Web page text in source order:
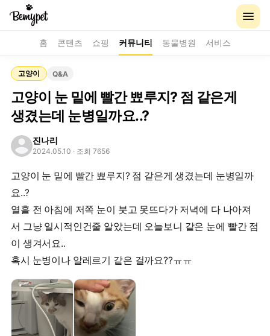
홈 콘텐츠 쇼핑 커뮤니티 동물병원 서비스
고양이 Q&A
고양이 눈 밑에 빨간 뾰루지? 점 같은게
생겼는데 눈병일까요..?
진나리
2024.05.10 · 조회 7656
고양이 눈 밑에 빨간 뾰루지? 점 같은게 생겼는데 눈병일까
요..?
열흘 전 아침에 저쪽 눈이 붓고 못뜨다가 저녁에 다 나아져
서 그냥 일시적인건줄 알았는데 오늘보니 같은 눈에 빨간 점
이 생겨서요..
혹시 눈병이나 알레르기 같은 걸까요??ㅠㅠ